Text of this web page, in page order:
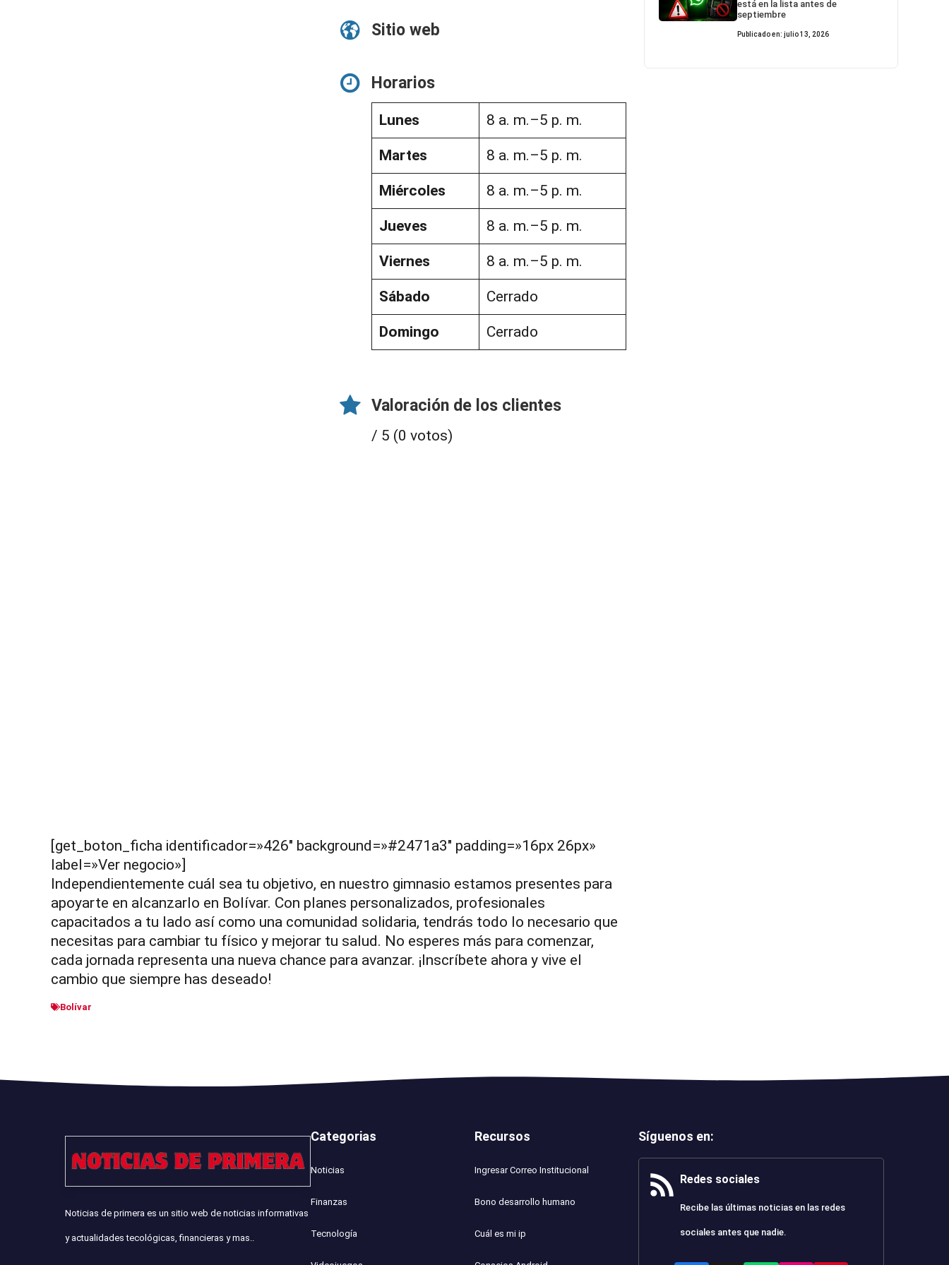
Sitio web
Horarios
Lunes 8 a. m.–5 p. m.
Martes 8 a. m.–5 p. m.
Miércoles 8 a. m.–5 p. m.
Jueves 8 a. m.–5 p. m.
Viernes 8 a. m.–5 p. m.
Sábado Cerrado
Domingo Cerrado
Valoración de los clientes
/ 5 (0 votos)
[get_boton_ficha identificador=»426″ background=»#2471a3″ padding=»16px 26px»
label=»Ver negocio»]
Independientemente cuál sea tu objetivo, en nuestro gimnasio estamos presentes para
apoyarte en alcanzarlo en Bolívar. Con planes personalizados, profesionales
capacitados a tu lado así como una comunidad solidaria, tendrás todo lo necesario que
necesitas para cambiar tu físico y mejorar tu salud. No esperes más para comenzar,
cada jornada representa una nueva chance para avanzar. ¡Inscríbete ahora y vive el
cambio que siempre has deseado!
Bolívar
está en la lista antes de
septiembre
Publicado en: julio 13, 2026
Noticias de primera es un sitio web de noticias informativas
y actualidades tecológicas, financieras y mas..
Categorias
Noticias
Finanzas
Tecnología
Recursos
Ingresar Correo Institucional
Bono desarrollo humano
Cuál es mi ip
Síguenos en:
Redes sociales
Recibe las últimas noticias en las redes
sociales antes que nadie.